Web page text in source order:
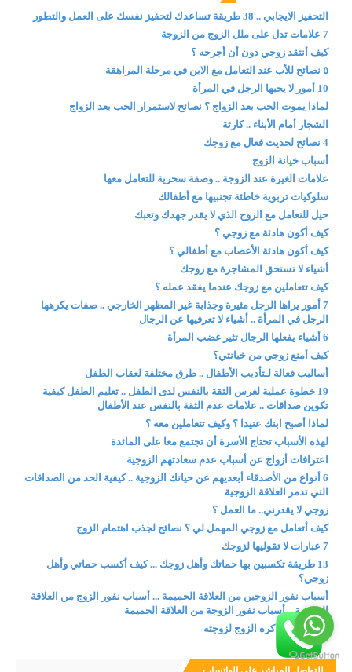
التحفيز الايجابي .. 38 طريقة تساعدك لتحفيز نفسك على العمل والتطور
7 علامات تدل على ملل الزوج من الزوجة
كيف أنتقد زوجي دون أن أجرحه ؟
٥ نصائح للأب عند التعامل مع الابن في مرحلة المراهقة
10 أمور لا يحبها الرجل في المرأة
لماذا يموت الحب بعد الزواج ؟ نصائح لاستمرار الحب بعد الزواج
الشجار أمام الأبناء .. كارثة
4 نصائح لحديث فعال مع زوجك
أسباب خيانة الزوج
علامات الغيرة عند الزوجة .. وصفة سحرية للتعامل معها
سلوكيات تربوية خاطئة تجنبيها مع أطفالك
حيل للتعامل مع الزوج الذي لا يقدر جهدك وتعبك
كيف أكون هادئة مع زوجي ؟
كيف أكون هادئة الأعصاب مع أطفالي ؟
أشياء لا تستحق المشاجرة مع زوجك
كيف تتعاملين مع زوجك عندما يفقد عمله ؟
7 أمور يراها الرجل مثيرة وجذابة غير المظهر الخارجي .. صفات يكرهها
الرجل في المرأة .. أشياء لا تعرفيها عن الرجال
6 أشياء يفعلها الرجال تثير غضب المرأة
كيف أمنع زوجي من خيانتي؟
أساليب فعالة لـتأديب الأطفال .. طرق مختلفة لعقاب الطفل
19 خطوة عملية لغرس الثقة بالنفس لدى الطفل .. تعليم الطفل كيفية
تكوين صداقات .. علامات عدم الثقة بالنفس عند الأطفال
لماذا أصبح ابنك عنيدا ؟ وكيف تتعاملين معه ؟
لهذه الأسباب تحتاج الأسرة أن تجتمع معا على المائدة
اعترافات أزواج عن أسباب عدم سعادتهم الزوجية
6 أنواع من الأصدقاء أبعديهم عن حياتك الزوجية .. كيفية الحد من الصداقات
التي تدمر العلاقة الزوجية
زوجي لا يقدرني.. ما العمل ؟
كيف أتعامل مع زوجي المهمل لي ؟ نصائح لجذب اهتمام الزوج
7 عبارات لا تقوليها لزوجك
13 طريقة تكسبين بها حماتك وأهل زوجك ... كيف أكسب حماتي وأهل
زوجي؟
أسباب نفور الزوجين من العلاقة الحميمة ... أسباب نفور الزوج من العلاقة
الحميمة .. أسباب نفور الزوجة من العلاقة الحميمة
أفعال تسبب كره الزوج لزوجته